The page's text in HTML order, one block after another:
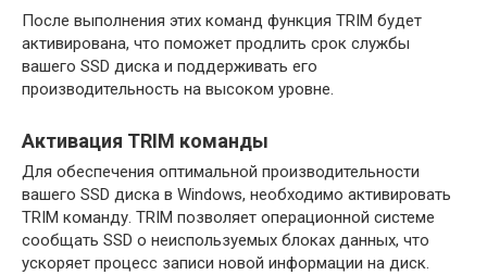
После выполнения этих команд функция TRIM будет
активирована, что поможет продлить срок службы
вашего SSD диска и поддерживать его
производительность на высоком уровне.
Активация TRIM команды
Для обеспечения оптимальной производительности
вашего SSD диска в Windows, необходимо активировать
TRIM команду. TRIM позволяет операционной системе
сообщать SSD о неиспользуемых блоках данных, что
ускоряет процесс записи новой информации на диск.